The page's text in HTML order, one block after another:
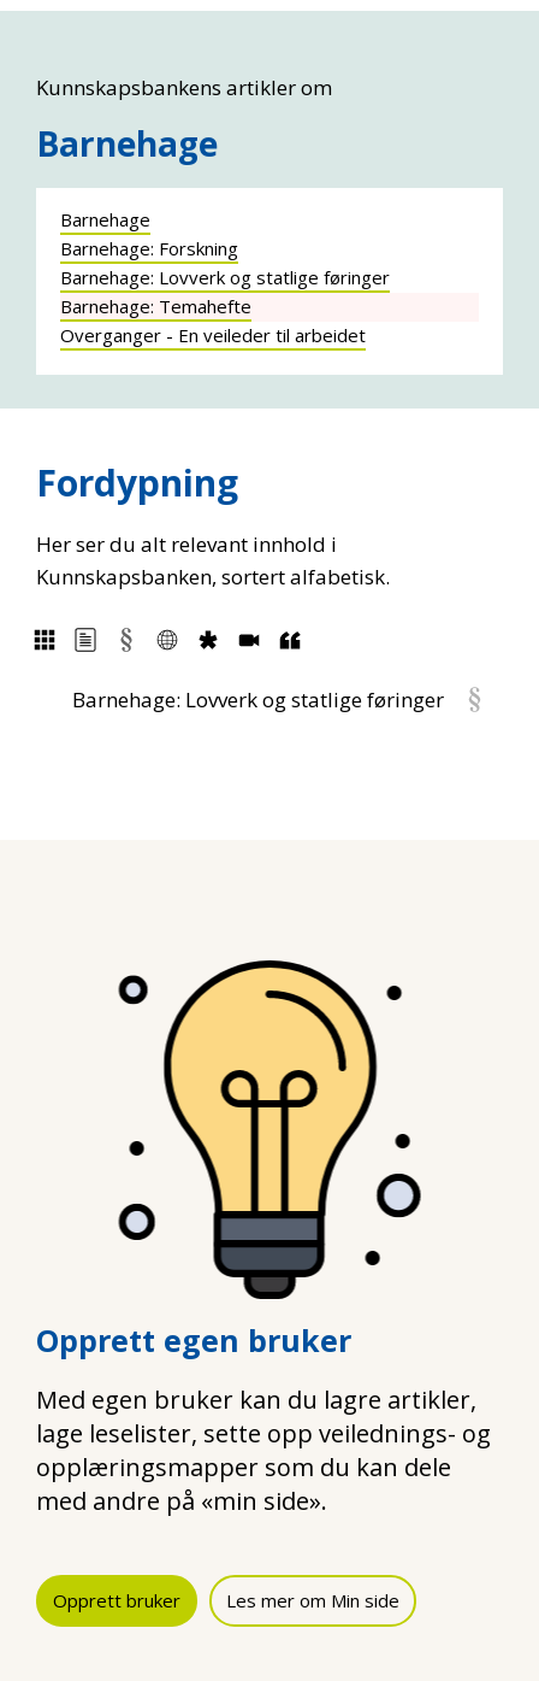
Kunnskapsbankens artikler om
Barnehage
Barnehage
Barnehage: Forskning
Barnehage: Lovverk og statlige føringer
Barnehage: Temahefte
Overganger - En veileder til arbeidet
Fordypning
Her ser du alt relevant innhold i
Kunnskapsbanken, sortert alfabetisk.
Barnehage: Lovverk og statlige føringer
Opprett egen bruker
Med egen bruker kan du lagre artikler,
lage leselister, sette opp veilednings- og
opplæringsmapper som du kan dele
med andre på «min side».
Opprett bruker Les mer om Min side